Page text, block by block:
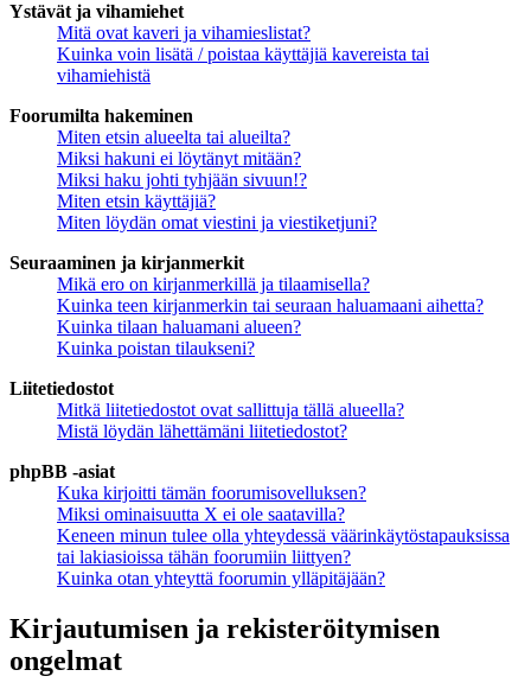
Ystävät ja vihamiehet
Mitä ovat kaveri ja vihamieslistat?
Kuinka voin lisätä / poistaa käyttäjiä kavereista tai
vihamiehistä
Foorumilta hakeminen
Miten etsin alueelta tai alueilta?
Miksi hakuni ei löytänyt mitään?
Miksi haku johti tyhjään sivuun!?
Miten etsin käyttäjiä?
Miten löydän omat viestini ja viestiketjuni?
Seuraaminen ja kirjanmerkit
Mikä ero on kirjanmerkillä ja tilaamisella?
Kuinka teen kirjanmerkin tai seuraan haluamaani aihetta?
Kuinka tilaan haluamani alueen?
Kuinka poistan tilaukseni?
Liitetiedostot
Mitkä liitetiedostot ovat sallittuja tällä alueella?
Mistä löydän lähettämäni liitetiedostot?
phpBB -asiat
Kuka kirjoitti tämän foorumisovelluksen?
Miksi ominaisuutta X ei ole saatavilla?
Keneen minun tulee olla yhteydessä väärinkäytöstapauksissa
tai lakiasioissa tähän foorumiin liittyen?
Kuinka otan yhteyttä foorumin ylläpitäjään?
Kirjautumisen ja rekisteröitymisen
ongelmat